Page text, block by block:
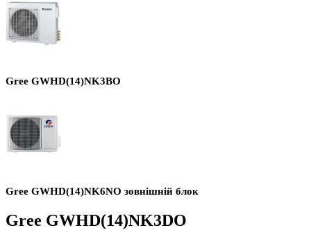
Gree GWHD(14)NK3BO
Gree GWHD(14)NK6NO зовнішній блок
Gree GWHD(14)NK3DO